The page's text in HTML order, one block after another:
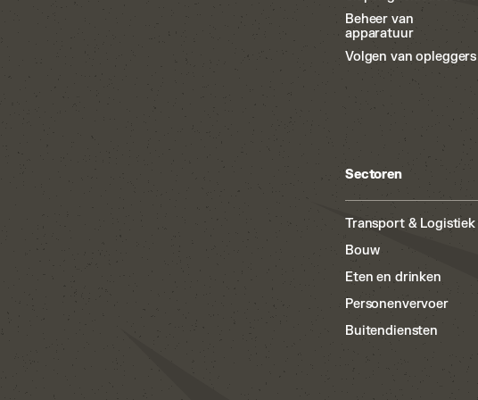
Beheer van
apparatuur
Volgen van opleggers
Sectoren
Transport & Logistiek
Bouw
Eten en drinken
Personenvervoer
Buitendiensten